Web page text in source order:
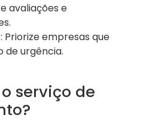
avaliações e
: Priorize empresas que
urgência.
serviço de